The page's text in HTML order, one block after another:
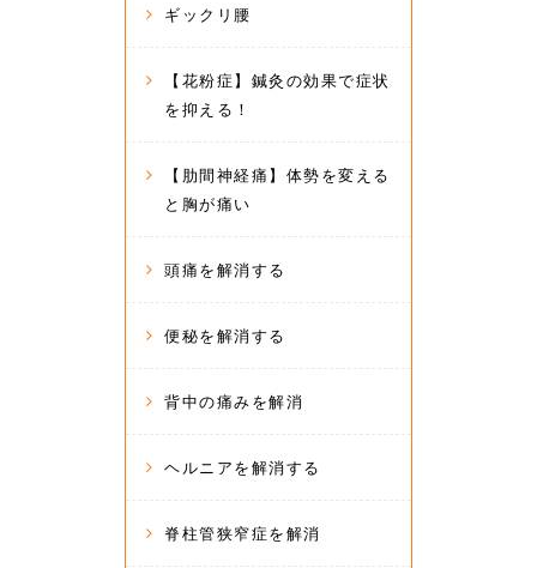
ギックリ腰
【花粉症】鍼灸の効果で症状
を抑える！
【肋間神経痛】体勢を変える
と胸が痛い
頭痛を解消する
便秘を解消する
背中の痛みを解消
ヘルニアを解消する
脊柱管狭窄症を解消